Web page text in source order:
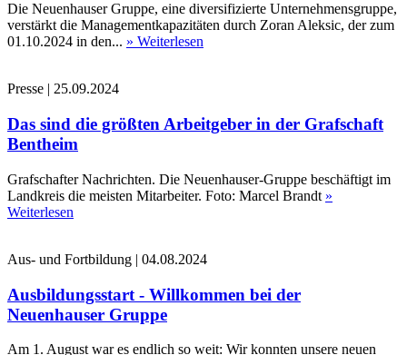
Die Neuenhauser Gruppe, eine diversifizierte Unternehmensgruppe,
verstärkt die Managementkapazitäten durch Zoran Aleksic, der zum
01.10.2024 in den... » Weiterlesen
Presse | 25.09.2024
Das sind die größten Arbeitgeber in der Grafschaft
Bentheim
Grafschafter Nachrichten. Die Neuenhauser-Gruppe beschäftigt im
Landkreis die meisten Mitarbeiter. Foto: Marcel Brandt »
Weiterlesen
Aus- und Fortbildung | 04.08.2024
Ausbildungsstart - Willkommen bei der
Neuenhauser Gruppe
Am 1. August war es endlich so weit: Wir konnten unsere neuen